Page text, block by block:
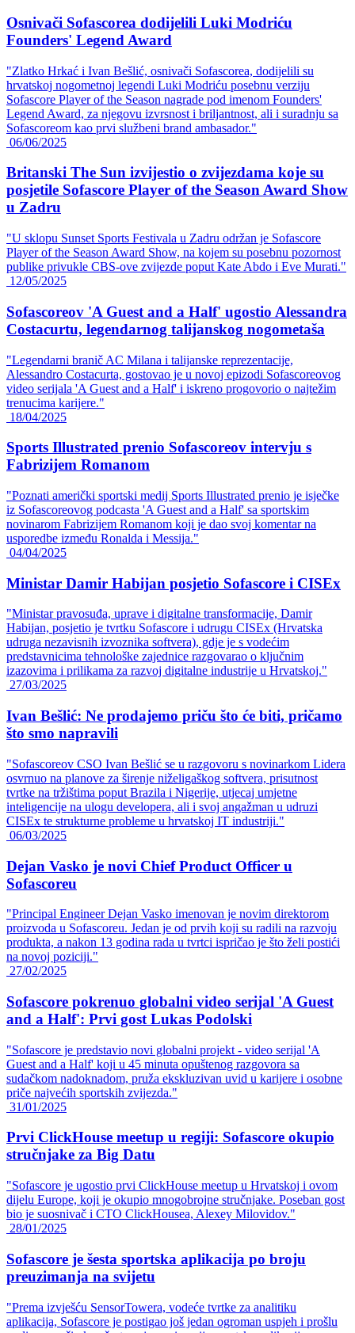
Osnivači Sofascorea dodijelili Luki Modriću
Founders' Legend Award
"Zlatko Hrkać i Ivan Bešlić, osnivači Sofascorea, dodijelili su
hrvatskoj nogometnoj legendi Luki Modriću posebnu verziju
Sofascore Player of the Season nagrade pod imenom Founders'
Legend Award, za njegovu izvrsnost i briljantnost, ali i suradnju sa
Sofascoreom kao prvi službeni brand ambasador."
06/06/2025
Britanski The Sun izvijestio o zvijezdama koje su
posjetile Sofascore Player of the Season Award Show
u Zadru
"U sklopu Sunset Sports Festivala u Zadru održan je Sofascore
Player of the Season Award Show, na kojem su posebnu pozornost
publike privukle CBS-ove zvijezde poput Kate Abdo i Eve Murati."
12/05/2025
Sofascoreov 'A Guest and a Half' ugostio Alessandra
Costacurtu, legendarnog talijanskog nogometaša
"Legendarni branič AC Milana i talijanske reprezentacije,
Alessandro Costacurta, gostovao je u novoj epizodi Sofascoreovog
video serijala 'A Guest and a Half' i iskreno progovorio o najtežim
trenucima karijere."
18/04/2025
Sports Illustrated prenio Sofascoreov intervju s
Fabrizijem Romanom
"Poznati američki sportski medij Sports Illustrated prenio je isječke
iz Sofascoreovog podcasta 'A Guest and a Half' sa sportskim
novinarom Fabrizijem Romanom koji je dao svoj komentar na
usporedbe između Ronalda i Messija."
04/04/2025
Ministar Damir Habijan posjetio Sofascore i CISEx
"Ministar pravosuđa, uprave i digitalne transformacije, Damir
Habijan, posjetio je tvrtku Sofascore i udrugu CISEx (Hrvatska
udruga nezavisnih izvoznika softvera), gdje je s vodećim
predstavnicima tehnološke zajednice razgovarao o ključnim
izazovima i prilikama za razvoj digitalne industrije u Hrvatskoj."
27/03/2025
Ivan Bešlić: Ne prodajemo priču što će biti, pričamo
što smo napravili
"Sofascoreov CSO Ivan Bešlić se u razgovoru s novinarkom Lidera
osvrnuo na planove za širenje niželigaškog softvera, prisutnost
tvrtke na tržištima poput Brazila i Nigerije, utjecaj umjetne
inteligencije na ulogu developera, ali i svoj angažman u udruzi
CISEx te strukturne probleme u hrvatskoj IT industriji."
06/03/2025
Dejan Vasko je novi Chief Product Officer u
Sofascoreu
"Principal Engineer Dejan Vasko imenovan je novim direktorom
proizvoda u Sofascoreu. Jedan je od prvih koji su radili na razvoju
produkta, a nakon 13 godina rada u tvrtci ispričao je što želi postići
na novoj poziciji."
27/02/2025
Sofascore pokrenuo globalni video serijal 'A Guest
and a Half': Prvi gost Lukas Podolski
"Sofascore je predstavio novi globalni projekt - video serijal 'A
Guest and a Half' koji u 45 minuta opuštenog razgovora sa
sudačkom nadoknadom, pruža ekskluzivan uvid u karijere i osobne
priče najvećih sportskih zvijezda."
31/01/2025
Prvi ClickHouse meetup u regiji: Sofascore okupio
stručnjake za Big Datu
"Sofascore je ugostio prvi ClickHouse meetup u Hrvatskoj i ovom
dijelu Europe, koji je okupio mnogobrojne stručnjake. Poseban gost
bio je suosnivač i CTO ClickHousea, Alexey Milovidov."
28/01/2025
Sofascore je šesta sportska aplikacija po broju
preuzimanja na svijetu
"Prema izvješću SensorTowera, vodeće tvrtke za analitiku
aplikacija, Sofascore je postigao još jedan ogroman uspjeh i prošlu